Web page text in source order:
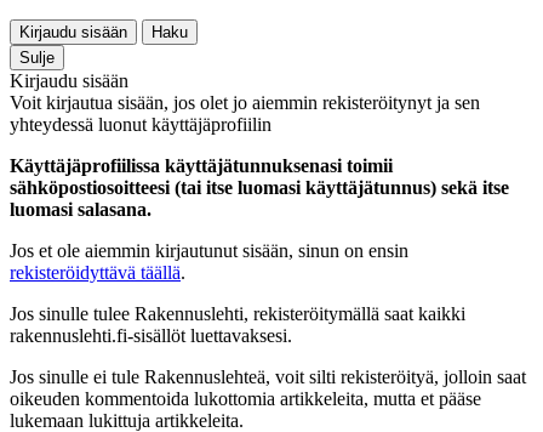
Kirjaudu sisään
Haku
Sulje
Kirjaudu sisään
Voit kirjautua sisään, jos olet jo aiemmin rekisteröitynyt ja sen
yhteydessä luonut käyttäjäprofiilin
Käyttäjäprofiilissa käyttäjätunnuksenasi toimii
sähköpostiosoitteesi (tai itse luomasi käyttäjätunnus) sekä itse
luomasi salasana.
Jos et ole aiemmin kirjautunut sisään, sinun on ensin
rekisteröidyttävä täällä.
Jos sinulle tulee Rakennuslehti, rekisteröitymällä saat kaikki
rakennuslehti.fi-sisällöt luettavaksesi.
Jos sinulle ei tule Rakennuslehteä, voit silti rekisteröityä, jolloin saat
oikeuden kommentoida lukottomia artikkeleita, mutta et pääse
lukemaan lukittuja artikkeleita.